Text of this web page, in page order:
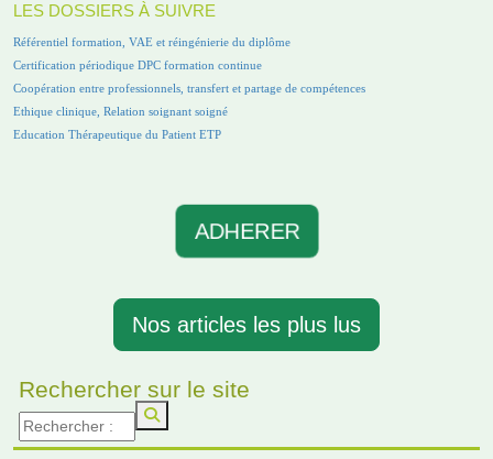
LES DOSSIERS À SUIVRE
Référentiel formation, VAE et réingénierie du diplôme
Certification périodique DPC formation continue
Coopération entre professionnels, transfert et partage de compétences
Ethique clinique, Relation soignant soigné
Education Thérapeutique du Patient ETP
ADHERER
Nos articles les plus lus
Rechercher sur le site